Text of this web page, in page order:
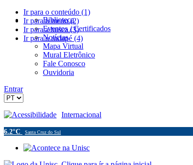
Ir para o conteúdo (1)
Ir para o menu (2)
Ir para a busca (3)
Ir para o rodapé (4)
Biblioteca
Eventos / Certificados
Notícias
Mapa Virtual
Mural Eletrônico
Fale Conosco
Ouvidoria
Entrar
Acessibilidade Internacional
6.2°C Santa Cruz do Sul